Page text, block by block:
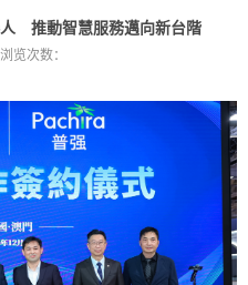
推動智慧服務邁向新台階
浏览次数：